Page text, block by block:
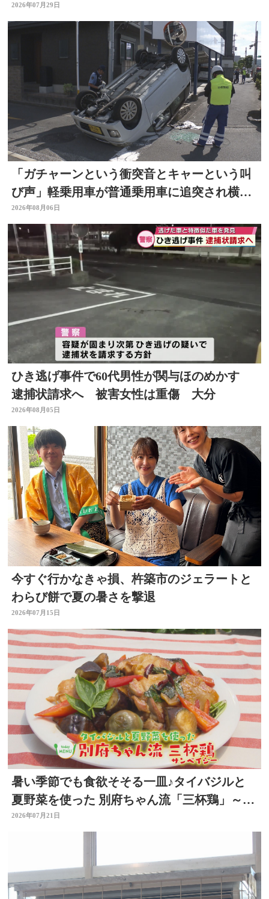
告発 大分
2026年07月29日
「ガチャーンという衝突音とキャーという叫
び声」軽乗用車が普通乗用車に追突され横
転 周囲騒然 大分
2026年08月06日
ひき逃げ事件で60代男性が関与ほのめかす
逮捕状請求へ 被害女性は重傷 大分
2026年08月05日
今すぐ行かなきゃ損、杵築市のジェラートと
わらび餅で夏の暑さを撃退
2026年07月15日
暑い季節でも食欲そそる一皿♪タイバジルと
夏野菜を使った 別府ちゃん流「三杯鶏」～開
店！キッチン別府ちゃん～
2026年07月21日